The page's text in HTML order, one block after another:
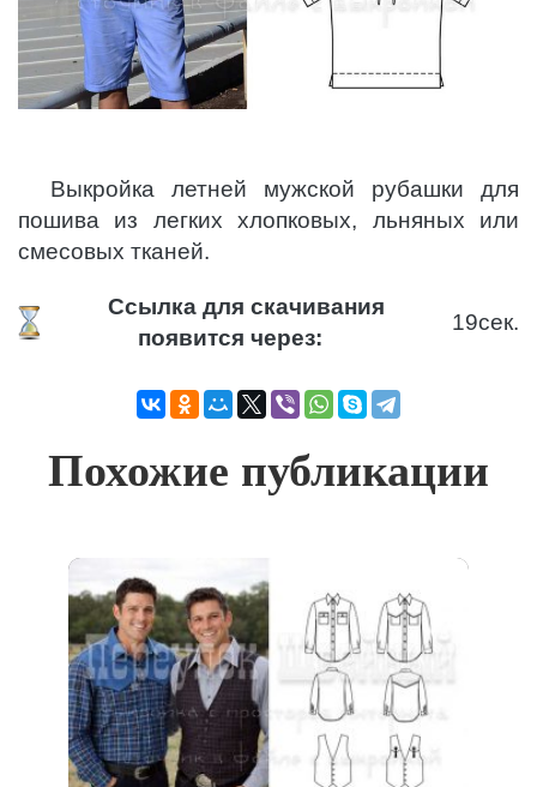
Выкройка летней мужской рубашки для
пошива из легких хлопковых, льняных или
смесовых тканей.
Ссылка для скачивания
появится через:
19сек.
Похожие публикации